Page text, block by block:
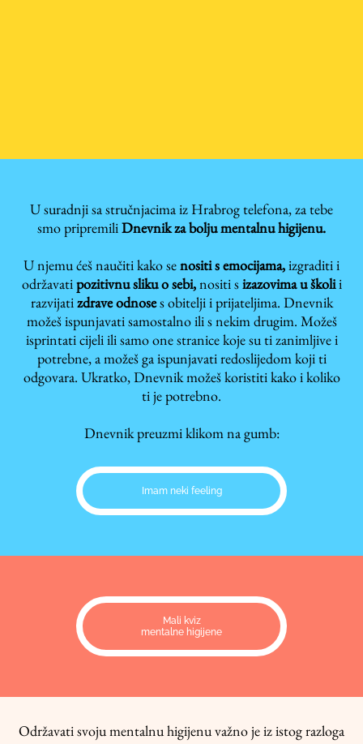
U suradnji sa stručnjacima iz Hrabrog telefona, za tebe
smo pripremili Dnevnik za bolju mentalnu higijenu.
U njemu ćeš naučiti kako se nositi s emocijama,izgraditi i
održavati pozitivnu sliku o sebi,nositi sizazovima u školii
razvijati zdrave odnoses obitelji i prijateljima. Dnevnik
možeš ispunjavati samostalno ili s nekim drugim. Možeš
isprintati cijeli ili samo one stranice koje su ti zanimljive i
potrebne, a možeš ga ispunjavati redoslijedom koji ti
odgovara. Ukratko, Dnevnik možeš koristiti kako i koliko
ti je potrebno.
Dnevnik preuzmi klikom na gumb:
Imam neki feeling
Mali kviz
mentalne higijene
Održavati svoju mentalnu higijenu važno je iz istog razloga